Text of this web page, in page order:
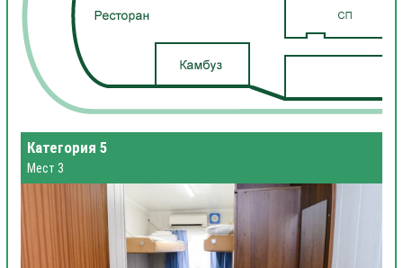
Категория 5
Мест 3